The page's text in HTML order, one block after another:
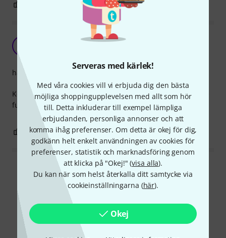
Serveras med kärlek!
Med våra cookies vill vi erbjuda dig den bästa
möjliga shoppingupplevelsen med allt som hör
till. Detta inkluderar till exempel lämpliga
erbjudanden, personliga annonser och att
komma ihåg preferenser. Om detta är okej för dig,
godkänn helt enkelt användningen av cookies för
preferenser, statistik och marknadsföring genom
att klicka på "Okej!" (visa alla).
Du kan när som helst återkalla ditt samtycke via
cookieinställningarna (här).
Okej
ANMÄL RECENSION
Känns helt ok
Köpte dessa för att använda tillsammans med DMX, och de
funkar bra. Precis som förväntat.
hantverkskvalitet
0 ANMÄL RECENSION
Läs alla recensioner
Visste du?